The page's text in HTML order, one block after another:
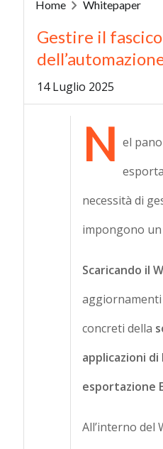
Home Whitepaper
Gestire il
14 Luglio 2025
N el
necessità di
impongono
Scaricando il
concreti della
applicazioni
esportazione
All’interno del